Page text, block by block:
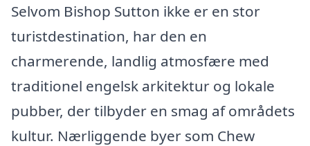
Selvom Bishop Sutton ikke er en stor
turistdestination, har den en
charmerende, landlig atmosfære med
traditionel engelsk arkitektur og lokale
pubber, der tilbyder en smag af områdets
kultur. Nærliggende byer som Chew